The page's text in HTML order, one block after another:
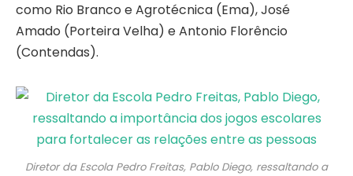
como Rio Branco e Agrotécnica (Ema), José
Amado (Porteira Velha) e Antonio Florêncio
(Contendas).
Diretor da Escola Pedro Freitas, Pablo Diego, ressaltando a